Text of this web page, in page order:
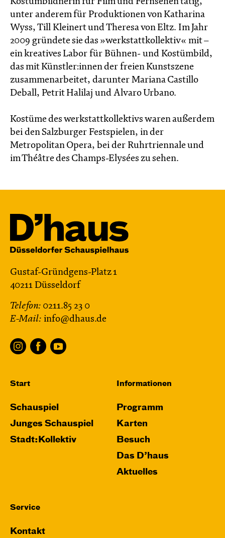
unter anderem für Produktionen von Katharina
Wyss, Till Kleinert und Theresa von Eltz. Im Jahr
2009 gründete sie das »werkstattkollektiv« mit –
ein kreatives Labor für Bühnen- und Kostümbild,
das mit Künstler:innen der freien Kunstszene
zusammenarbeitet, darunter Mariana Castillo
Deball, Petrit Halilaj und Alvaro Urbano.
Kostüme des werkstattkollektivs waren außerdem
bei den Salzburger Festspielen, in der
Metropolitan Opera, bei der Ruhrtriennale und
im Théâtre des Champs-Elysées zu sehen.
Gustaf-Gründgens-Platz 1
40211 Düsseldorf
Telefon: 0211.85 23 0
E-Mail: info@dhaus.de
Start
Schauspiel
Junges Schauspiel
Stadt:Kollektiv
Informationen
Programm
Karten
Besuch
Das D’haus
Aktuelles
Service
Kontakt